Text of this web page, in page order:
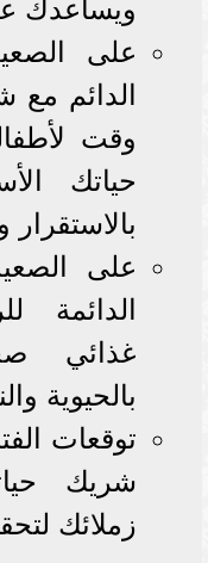
ويساعدك
على
الدائم
وقت
حياتك
على
الدائمة
غذائي
بالحيوية
توقعات
شريك
زملائك